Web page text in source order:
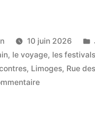
compagnons
sûrs »
10 juin 2026
, le voyage, les festivals
, Limoges, Rue
sur